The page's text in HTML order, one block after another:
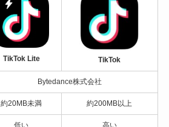
TikTok Lite TikTok
Bytedance株式会社
約20MB未満 約200MB以上
低い 高い